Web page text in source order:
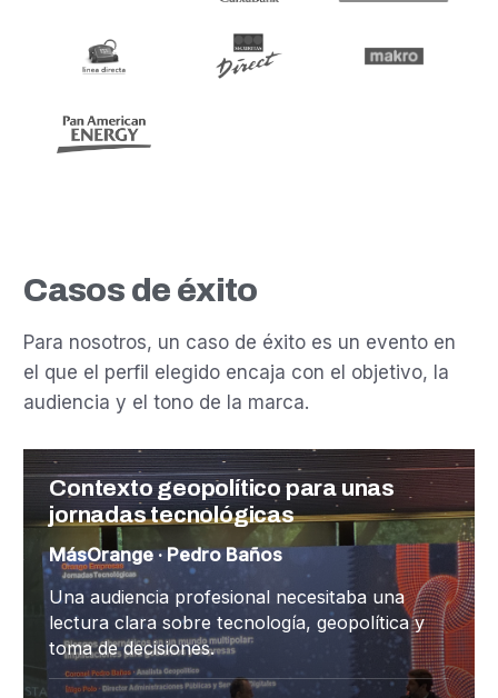
Casos de éxito
Para nosotros, un caso de éxito es un evento en
el que el perfil elegido encaja con el objetivo, la
audiencia y el tono de la marca.
Contexto geopolítico para unas
jornadas tecnológicas
MásOrange · Pedro Baños
Una audiencia profesional necesitaba una
lectura clara sobre tecnología, geopolítica y
toma de decisiones.